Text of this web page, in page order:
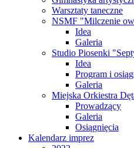
Warsztaty taneczne
NSMF "Milczenie
Idea
Galeria
Studio Piosenki
Idea
Program i
Galeria
Miejska Orkiestra
Prowadzący
Galeria
Osiągnięcia
Kalendarz imprez